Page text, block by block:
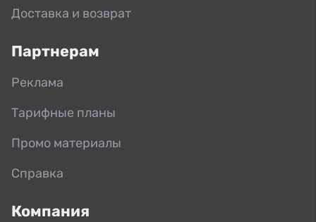
Доставка и возврат
Партнерам
Реклама
Тарифные планы
Промо материалы
Справка
Компания